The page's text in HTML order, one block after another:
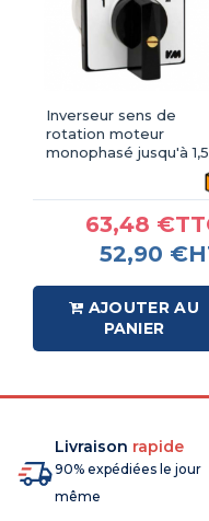
Inverseur sens de
rotation moteur
monophasé jusqu'à 1,5
63,48
52,90
AJOUTER AU
PANIER
Livraison rapide
90% expédiées le jour
même